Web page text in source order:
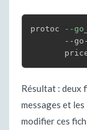
protoc --
--
Résultat : deux
messages et
modifier ces